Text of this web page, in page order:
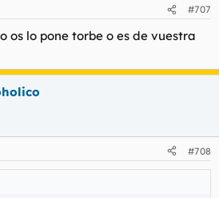
#707
os lo pone torbe o es de vuestra
#708